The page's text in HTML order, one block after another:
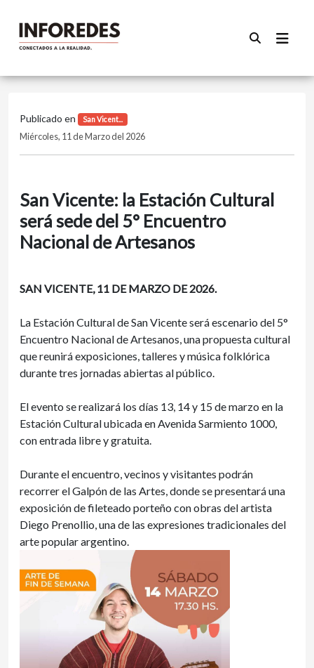
Publicado en San Vicent...
Miércoles, 11 de Marzo del 2026
San Vicente: la Estación Cultural
será sede del 5° Encuentro
Nacional de Artesanos
SAN VICENTE, 11 DE MARZO DE 2026.
La Estación Cultural de San Vicente será escenario del 5°
Encuentro Nacional de Artesanos, una propuesta cultural
que reunirá exposiciones, talleres y música folklórica
durante tres jornadas abiertas al público.
El evento se realizará los días 13, 14 y 15 de marzo en la
Estación Cultural ubicada en Avenida Sarmiento 1000,
con entrada libre y gratuita.
Durante el encuentro, vecinos y visitantes podrán
recorrer el Galpón de las Artes, donde se presentará una
exposición de fileteado porteño con obras del artista
Diego Prenollio, una de las expresiones tradicionales del
arte popular argentino.